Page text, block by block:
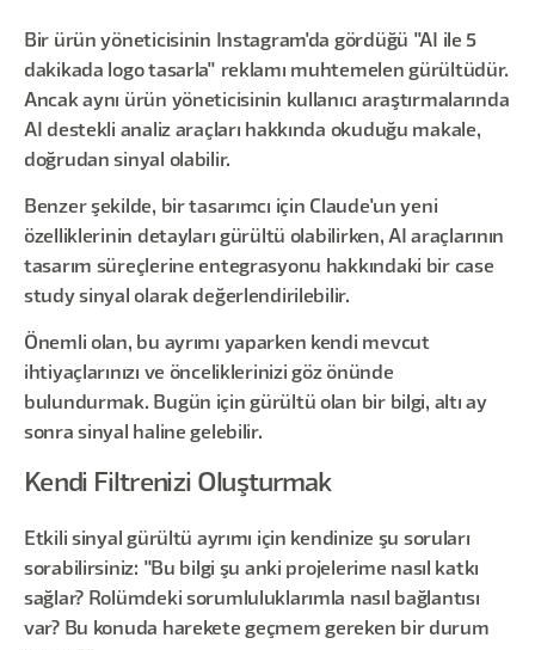
Bir ürün yöneticisinin Instagram'da gördüğü "AI ile 5
dakikada logo tasarla" reklamı muhtemelen gürültüdür.
Ancak aynı ürün yöneticisinin kullanıcı araştırmalarında
AI destekli analiz araçları hakkında okuduğu makale,
doğrudan sinyal olabilir.
Benzer şekilde, bir tasarımcı için Claude'un yeni
özelliklerinin detayları gürültü olabilirken, AI araçlarının
tasarım süreçlerine entegrasyonu hakkındaki bir case
study sinyal olarak değerlendirilebilir.
Önemli olan, bu ayrımı yaparken kendi mevcut
ihtiyaçlarınızı ve önceliklerinizi göz önünde
bulundurmak. Bugün için gürültü olan bir bilgi, altı ay
sonra sinyal haline gelebilir.
Kendi Filtrenizi Oluşturmak
Etkili sinyal gürültü ayrımı için kendinize şu soruları
sorabilirsiniz: "Bu bilgi şu anki projelerime nasıl katkı
sağlar? Rolümdeki sorumluluklarımla nasıl bağlantısı
var? Bu konuda harekete geçmem gereken bir durum